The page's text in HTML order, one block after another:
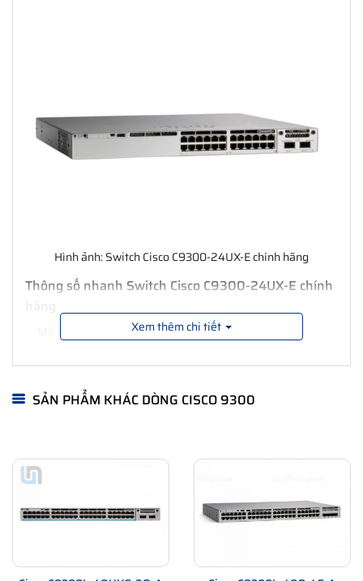
Hình ảnh: Switch Cisco C9300-24UX-E chính hãng
Thông số nhanh Switch Cisco C9300-24UX-E chính
C9300-24UX-E
UPOE, Lợi thế mạng
Multigigabit
10 Gbps)
Nguồn điện AC mặc
Nguồn PoE khả dụng
490W
Xem thêm chi tiết
SẢN PHẨM KHÁC DÒNG CISCO 9300